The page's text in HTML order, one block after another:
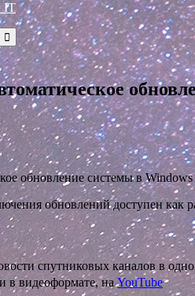
IT
обновление системы в Windows
обновлений доступен как
спутниковых каналов в
в видеоформате, наYouTube